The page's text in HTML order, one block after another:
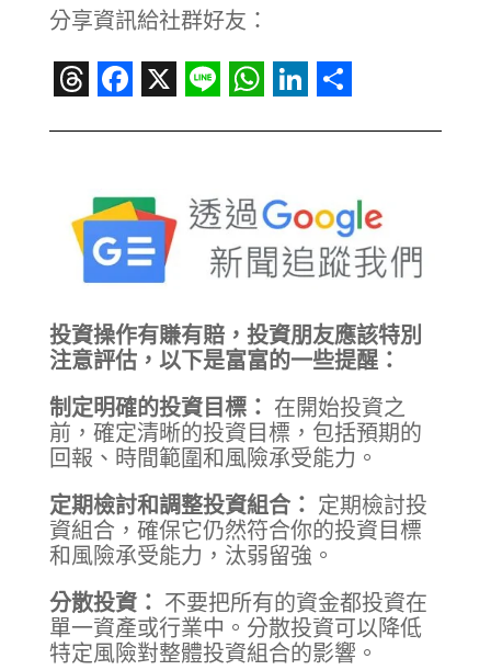
分享資訊給社群好友：
投資操作有賺有賠，投資朋友應該特別
注意評估，以下是富富的一些提醒：
制定明確的投資目標： 在開始投資之
前，確定清晰的投資目標，包括預期的
回報、時間範圍和風險承受能力。
定期檢討和調整投資組合： 定期檢討投
資組合，確保它仍然符合你的投資目標
和風險承受能力，汰弱留強。
分散投資： 不要把所有的資金都投資在
單一資產或行業中。分散投資可以降低
特定風險對整體投資組合的影響。